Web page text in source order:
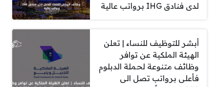
لدى فنادق IHG برواتب عالية
أبشر للتوظيف للنساء | تعلن
الهيئة الملكية عن توافر
وظائف متنوعة لحملة الدبلوم
فأعلى برواتب تصل الى